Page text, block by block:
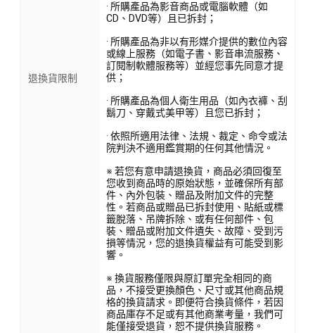
退換貨限制
· 所購產品為影音商品或電腦軟體（如
CD、DVD等）且已拆封；
· 所購產品為非以有形媒介提供的數位內容
或線上服務（如電子書、影音串流服務、
訂閱制軟體服務等）並經您事先同意才提
供；
· 所購產品為個人衛生用品（如內衣褲、刮
鬍刀、穿戴式美甲等）且您已拆封；
· 依照所適用法律、法規、裁定、命令或法
院判決不適用鑑賞期的任何其他情況。
※ 若您有意申請退換貨，商品必須回復至
您收到商品時的原始狀態，並確保所有部
件、內外包裝、贈品及附加文件的完整
性。若商品或贈品已拆封使用、貼紙或標
籤脫落、吊牌拆除、或有任何部件、包
裝、贈品或附加文件遺失、故障、受到污
損等情況，您的退換貨權益有可能受到影
響。
※ 換貨服務僅限與原訂單完全相同的商
品，不接受更換顏色、尺寸或其他商品規
格的換貨請求。即便符合換貨條件，若因
商品庫存不足或有其他商業考量，我們可
能僅接受退貨，恕不提供換貨服務。